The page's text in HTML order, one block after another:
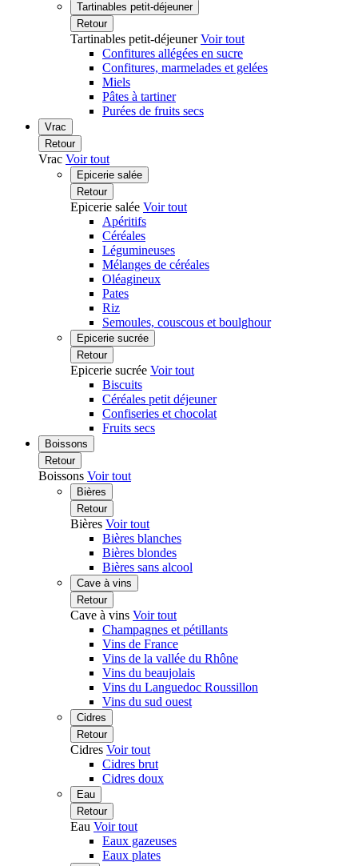
Tartinables petit-déjeuner
Retour
Tartinables petit-déjeunerVoir tout
Confitures allégées en sucre
Confitures, marmelades et gelées
Miels
Pâtes à tartiner
Purées de fruits secs
Vrac
Retour
Vrac Voir tout
Epicerie salée
Retour
Epicerie salée Voir tout
Apéritifs
Céréales
Légumineuses
Mélanges de céréales
Oléagineux
Pates
Riz
Semoules, couscous et boulghour
Epicerie sucrée
Retour
Epicerie sucrée Voir tout
Biscuits
Céréales petit déjeuner
Confiseries et chocolat
Fruits secs
Boissons
Retour
Boissons Voir tout
Bières
Retour
Bières Voir tout
Bières blanches
Bières blondes
Bières sans alcool
Cave à vins
Retour
Cave à vins Voir tout
Champagnes et pétillants
Vins de France
Vins de la vallée du Rhône
Vins du beaujolais
Vins du Languedoc Roussillon
Vins du sud ouest
Cidres
Retour
Cidres Voir tout
Cidres brut
Cidres doux
Eau
Retour
Eau Voir tout
Eaux gazeuses
Eaux plates